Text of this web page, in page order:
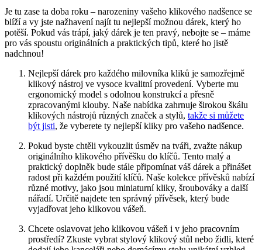
Je⁣ tu zase ta doba roku⁤ – narozeniny vašeho​ klikového nadšence‍ se
⁤blíží a ⁢vy jste nažhavení najít tu nejlepší možnou dárek, který ho
potěší. ‍Pokud vás trápí,​ jaký dárek je ten pravý, nebojte se – máme
pro vás spoustu originálních a praktických tipů, ⁣které ho ‌jistě
nadchnou!
Nejlepší dárek pro každého milovníka kliků je samozřejmě
klikový​ nástroj ve‌ vysoce kvalitní provedení. Vyberte‍ mu
ergonomický model s odolnou konstrukcí a přesně
zpracovanými klouby. Naše nabídka⁤ zahrnuje širokou škálu
klikových ​nástrojů​ různých značek ⁢a stylů, takže si můžete
být jisti,⁤ že ‍vyberete ⁣ty nejlepší kliky pro vašeho nadšence.
Pokud⁢ byste chtěli vykouzlit úsměv na‍ tváři, zvažte nákup
originálního klikového přívěšku do klíčů. ⁤Tento ​malý a
praktický doplněk bude stále připomínat váš‌ dárek a přinášet
radost při​ každém použití klíčů.⁤ Naše kolekce přívěsků nabízí
různé motivy,⁤ jako jsou miniaturní kliky, šroubováky a další
⁤nářadí. Určitě najdete ten správný přívěsek, ⁤který bude
vyjadřovat jeho​ klikovou ‍vášeň.
Chcete⁣ oslavovat ​jeho​ klikovou vášeň i v jeho pracovním
⁤prostředí? Zkuste vybrat ⁤stylový klikový ‍stůl nebo⁢ židli, ⁣které